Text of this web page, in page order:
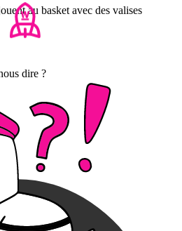
au basket avec des valises
dire ?